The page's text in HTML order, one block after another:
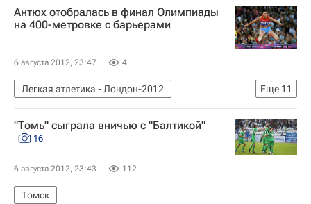
Антюх отобралась в финал Олимпиады
на 400-метровке с барьерами
6 августа 2012, 23:47 4
Еще 11
Легкая атлетика - Лондон-2012
Легкая атлетика
Мультимедийный спортивный пакет
Новости - Лондон-2012
Сборная России - Лондон-2012
"Томь" сыграла вничью с "Балтикой"
16
6 августа 2012, 23:43 112
Томск